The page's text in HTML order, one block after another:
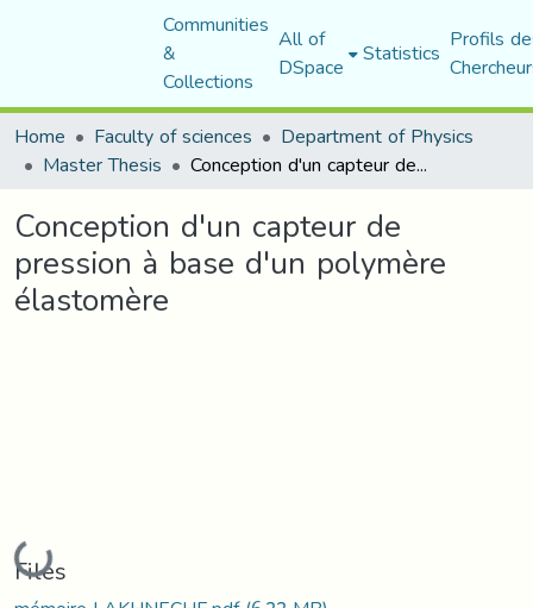
Communities
&
Collections
All of
DSpace Statistics Profils
Home
Faculty of sciences Department of Physics
Master Thesis Conception d'un capteur de pression à base d'un polymère élastomère
Conception d'un capteur de
pression à base d'un polymère
élastomère
Loading...
Files